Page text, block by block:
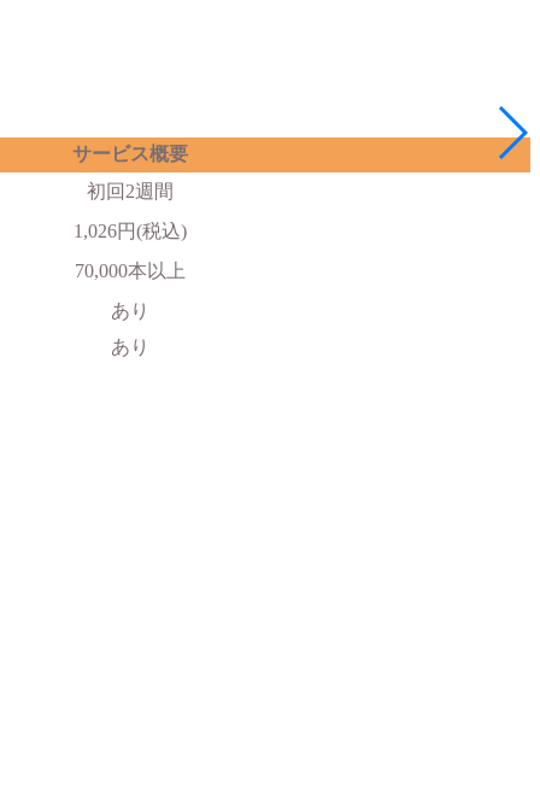
サービス概要
初回2週間
1,026円(税込)
70,000本以上
あり
あり